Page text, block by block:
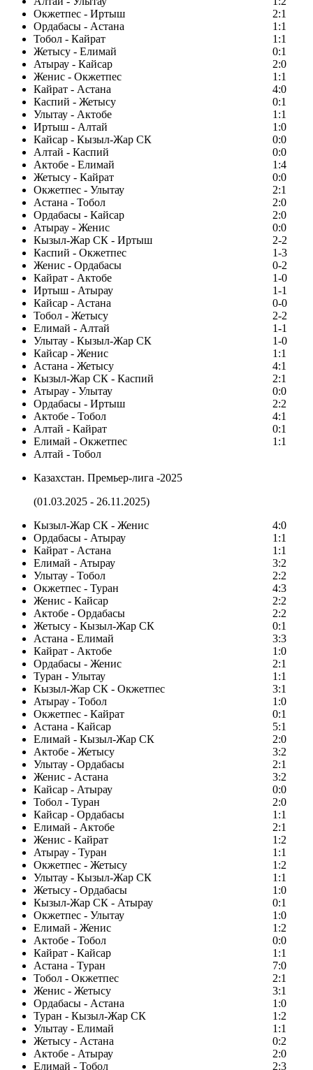
Окжетпес - Иртыш
2:1
Ордабасы - Астана
1:1
Тобол - Кайрат
1:1
Жетысу - Елимай
0:1
Атырау - Кайсар
2:0
Женис - Окжетпес
1:1
Кайрат - Астана
4:0
Каспий - Жетысу
0:1
Улытау - Актобе
1:1
Иртыш - Алтай
1:0
Кайсар - Кызыл-Жар СК
0:0
Алтай - Каспий
0:0
Актобе - Елимай
1:4
Жетысу - Кайрат
0:0
Окжетпес - Улытау
2:1
Астана - Тобол
2:0
Ордабасы - Кайсар
2:0
Атырау - Женис
0:0
Кызыл-Жар СК - Иртыш
2-2
Каспий - Окжетпес
1-3
Женис - Ордабасы
0-2
Кайрат - Актобе
1-0
Иртыш - Атырау
1-1
Кайсар - Астана
0-0
Тобол - Жетысу
2-2
Елимай - Алтай
1-1
Улытау - Кызыл-Жар СК
1-0
Кайсар - Женис
1:1
Астана - Жетысу
4:1
Кызыл-Жар СК - Каспий
2:1
Атырау - Улытау
0:0
Ордабасы - Иртыш
2:2
Актобе - Тобол
4:1
Алтай - Кайрат
0:1
Елимай - Окжетпес
1:1
Алтай - Тобол
Казахстан. Премьер-лига -2025
(01.03.2025 - 26.11.2025)
Кызыл-Жар СК - Женис
4:0
Ордабасы - Атырау
1:1
Кайрат - Астана
1:1
Елимай - Атырау
3:2
Улытау - Тобол
2:2
Окжетпес - Туран
4:3
Женис - Кайсар
2:2
Актобе - Ордабасы
2:2
Жетысу - Кызыл-Жар СК
0:1
Астана - Елимай
3:3
Кайрат - Актобе
1:0
Ордабасы - Женис
2:1
Туран - Улытау
1:1
Кызыл-Жар СК - Окжетпес
3:1
Атырау - Тобол
1:0
Окжетпес - Кайрат
0:1
Астана - Кайсар
5:1
Елимай - Кызыл-Жар СК
2:0
Актобе - Жетысу
3:2
Улытау - Ордабасы
2:1
Женис - Астана
3:2
Кайсар - Атырау
0:0
Тобол - Туран
2:0
Кайсар - Ордабасы
1:1
Елимай - Актобе
2:1
Женис - Кайрат
1:2
Атырау - Туран
1:1
Окжетпес - Жетысу
1:2
Улытау - Кызыл-Жар СК
1:1
Жетысу - Ордабасы
1:0
Кызыл-Жар СК - Атырау
0:1
Окжетпес - Улытау
1:0
Елимай - Женис
1:2
Актобе - Тобол
0:0
Кайрат - Кайсар
1:1
Астана - Туран
7:0
Тобол - Окжетпес
2:1
Женис - Жетысу
3:1
Ордабасы - Астана
1:0
Туран - Кызыл-Жар СК
1:2
Улытау - Елимай
1:1
Жетысу - Астана
0:2
Актобе - Атырау
2:0
Елимай - Тобол
2:3